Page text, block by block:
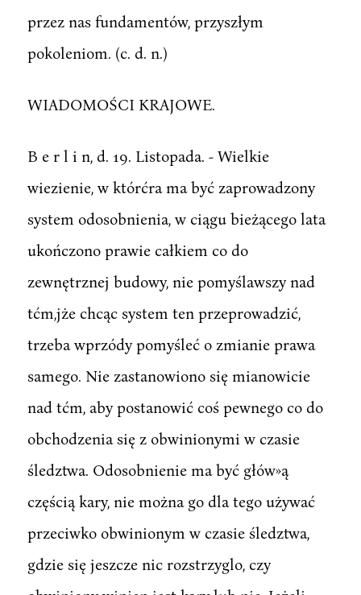
przez nas fundamentów, przyszłym
pokoleniom. (c. d. n.)
WIADOMOŚCI KRAJOWE.
B e r l i n, d. 19. Listopada. - Wielkie
wiezienie, w którćra ma być zaprowadzony
system odosobnienia, w ciągu bieżącego lata
ukończono prawie całkiem co do
zewnętrznej budowy, nie pomyślawszy nad
tćm,jże chcąc system ten przeprowadzić,
trzeba wprzódy pomyśleć o zmianie prawa
samego. Nie zastanowiono się mianowicie
nad tćm, aby postanowić coś pewnego co do
obchodzenia się z obwinionymi w czasie
śledztwa. Odosobnienie ma być głów»ą
częścią kary, nie można go dla tego używać
przeciwko obwinionym w czasie śledztwa,
gdzie się jeszcze nic rozstrzyglo, czy